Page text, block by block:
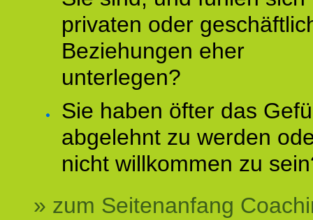
privaten oder
Beziehungen eher
unterlegen?
Sie haben öfter das
abgelehnt zu werden
nicht willkommen zu
» zum Seitenanfang